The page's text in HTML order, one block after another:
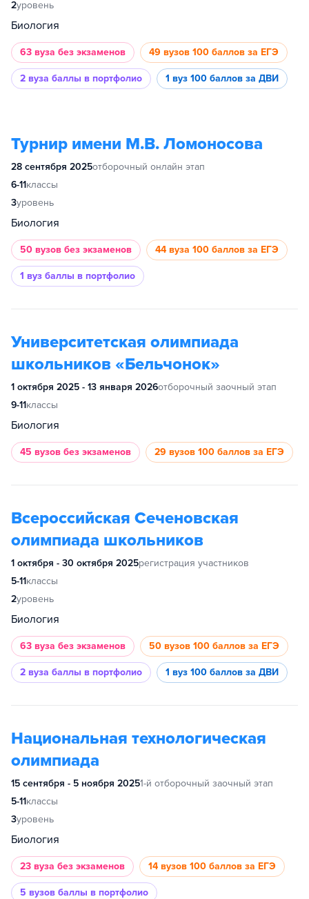
2уровень
Биология
63 вуза без экзаменов 49 вузов 100 баллов за ЕГЭ
2 вуза баллы в портфолио 1 вуз 100 баллов за ДВИ
Турнир имени М.В. Ломоносова
28 сентября 2025отборочный онлайн этап
6-11классы
3уровень
Биология
50 вузов без экзаменов 44 вуза 100 баллов за ЕГЭ
1 вуз баллы в портфолио
Университетская олимпиада
школьников «Бельчонок»
1 октября 2025 - 13 января 2026отборочный заочный этап
9-11классы
Биология
45 вузов без экзаменов 29 вузов 100 баллов за ЕГЭ
Всероссийская Сеченовская
олимпиада школьников
1 октября - 30 октября 2025регистрация участников
5-11классы
2уровень
Биология
63 вуза без экзаменов 50 вузов 100 баллов за ЕГЭ
2 вуза баллы в портфолио 1 вуз 100 баллов за ДВИ
Национальная технологическая
олимпиада
15 сентября - 5 ноября 20251-й отборочный заочный этап
5-11классы
3уровень
Биология
23 вуза без экзаменов 14 вузов 100 баллов за ЕГЭ
5 вузов баллы в портфолио